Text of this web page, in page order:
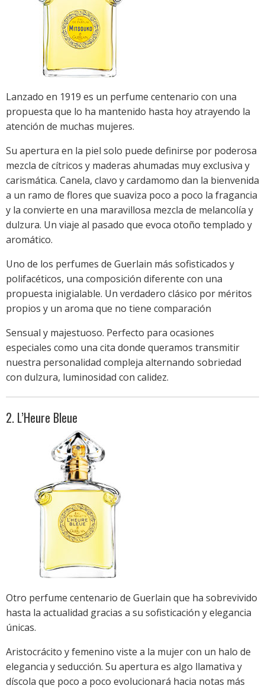
Lanzado en 1919 es un perfume centenario con una
propuesta que lo ha mantenido hasta hoy atrayendo la
atención de muchas mujeres.
Su apertura en la piel solo puede definirse por poderosa
mezcla de cítricos y maderas ahumadas muy exclusiva y
carismática. Canela, clavo y cardamomo dan la bienvenida
a un ramo de flores que suaviza poco a poco la fragancia
y la convierte en una maravillosa mezcla de melancolía y
dulzura. Un viaje al pasado que evoca otoño templado y
aromático.
Uno de los perfumes de Guerlain más sofisticados y
polifacéticos, una composición diferente con una
propuesta inigialable. Un verdadero clásico por méritos
propios y un aroma que no tiene comparación
Sensual y majestuoso. Perfecto para ocasiones
especiales como una cita donde queramos transmitir
nuestra personalidad compleja alternando sobriedad
con dulzura, luminosidad con calidez.
2. L’Heure Bleue
Otro perfume centenario de Guerlain que ha sobrevivido
hasta la actualidad gracias a su sofisticación y elegancia
únicas.
Aristocrácito y femenino viste a la mujer con un halo de
elegancia y seducción. Su apertura es algo llamativa y
díscola que poco a poco evolucionará hacia notas más